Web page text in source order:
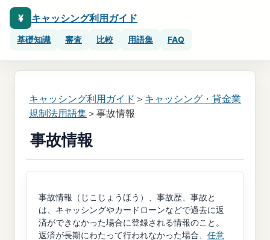
¥ キャッシング利用ガイド
基礎知識 審査 比較 用語集 FAQ
キャッシング利用ガイド ＞ キャッシング・貸金業
規制法用語集 ＞事故情報
事故情報
事故情報（じこじょうほう）、事故歴、事故と
は、キャッシングやカードローンなどで過去に返
済ができなかった場合に登録される情報のこと。
返済が長期にわたって行われなかった場合、 任意